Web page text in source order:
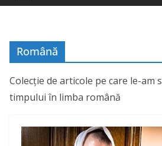
Română
Colecție de articole pe care le-am
timpului în limba română